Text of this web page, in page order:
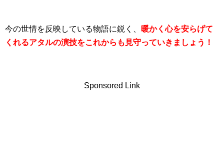
今の世情を反映している物語に鋭く、
暖かく心を安らげて
くれるアタルの演技をこれからも見守っていきましょう！
Sponsored Link